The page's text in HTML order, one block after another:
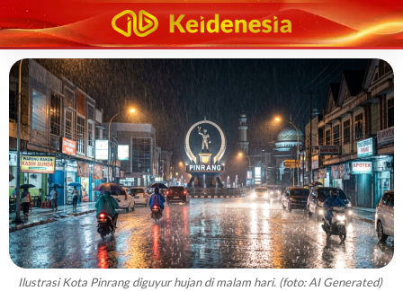
Ilustrasi Kota Pinrang diguyur hujan di malam hari. (foto: AI Generated)